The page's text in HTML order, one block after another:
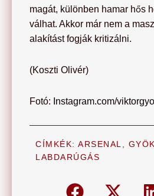
magát, különben hamar hős
válhat. Akkor már nem a
alakítást fogják kritizálni.
(Koszti Olivér)
Fotó: Instagram.com/
CÍMKÉK: ARSENAL
LABDARÚGÁS